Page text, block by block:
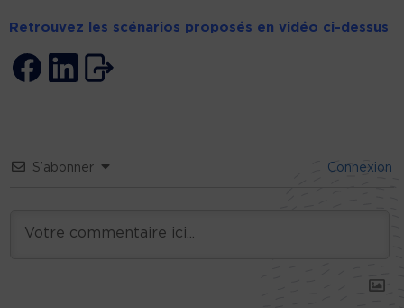
Retrouvez les scénarios proposés en vidéo ci-dessus
S’abonner Connexion